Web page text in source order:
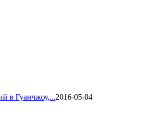
в Гуанчжоу,...2016-05-04